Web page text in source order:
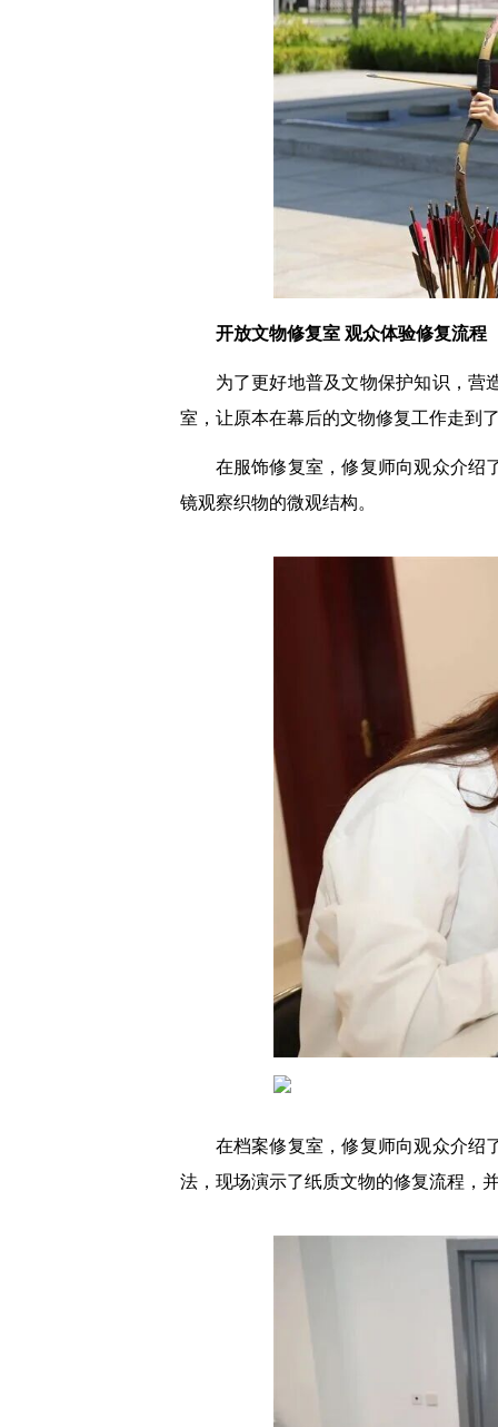
开放文物修复室 观众体验修复流程
为了更好地普及文物保护知识，营
室，让原本在幕后的文物修复工作走到
在服饰修复室，修复师向观众介绍
镜观察织物的微观结构。
在档案修复室，修复师向观众介绍
法，现场演示了纸质文物的修复流程，